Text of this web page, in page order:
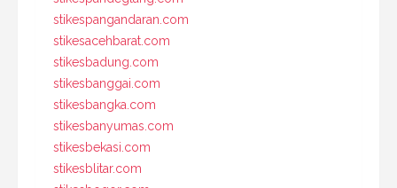
stikespangandaran.com
stikesacehbarat.com
stikesbadung.com
stikesbanggai.com
stikesbangka.com
stikesbanyumas.com
stikesbekasi.com
stikesblitar.com